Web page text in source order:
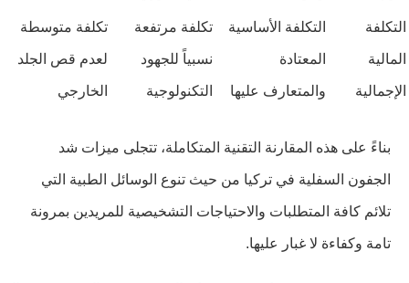
التكلفة
المالية
الإجمالية
التكلفة الأساسية
المعتادة
والمتعارف عليها
تكلفة مرتفعة
نسبياً للجهود
التكنولوجية
تكلفة متوسطة
لعدم قص الجلد
الخارجي
بناءً على هذه المقارنة التقنية المتكاملة، تتجلى ميزات شد
الجفون السفلية في تركيا من حيث تنوع الوسائل الطبية التي
تلائم كافة المتطلبات والاحتياجات التشخيصية للمريدين بمرونة
تامة وكفاءة لا غبار عليها.